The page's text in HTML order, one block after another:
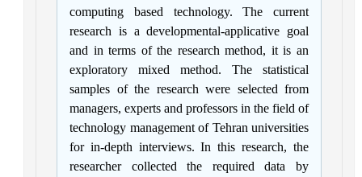
computing based technology. The current
research is a developmental-applicative goal
and in terms of the research method, it is an
exploratory mixed method. The statistical
samples of the research were selected from
managers, experts and professors in the field of
technology management of Tehran universities
for in-depth interviews. In this research, the
researcher collected the required data by